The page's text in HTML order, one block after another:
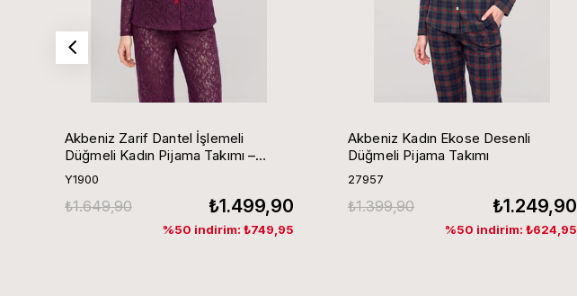
Akbeniz Zarif Dantel İşlemeli
Düğmeli Kadın Pijama Takımı –
Mürdüm
Y1900
₺1.499,90
₺1.649,90
%50 indirim: ₺749,95
Akbeniz Kadın Ekose Desenli
Düğmeli Pijama Takımı
27957
₺1.249,90
₺1.399,90
%50 indirim: ₺624,95